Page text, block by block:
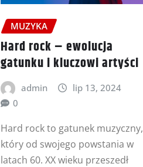
MUZYKA
Hard rock – ewolucja
gatunku i kluczowi artyści
admin
lip 13, 2024
0
Hard rock to gatunek muzyczny,
który od swojego powstania w
latach 60. XX wieku przeszedł